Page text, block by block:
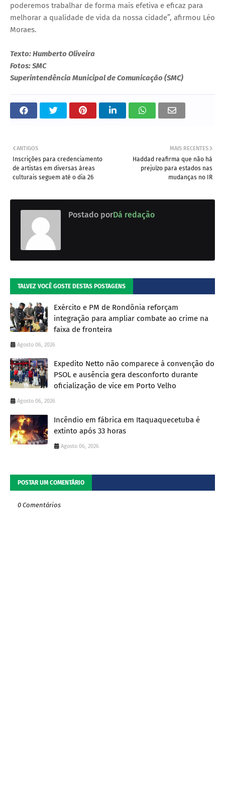
poderemos trabalhar de forma mais efetiva e eficaz para
melhorar a qualidade de vida da nossa cidade”, afirmou Léo
Moraes.
Texto: Humberto Oliveira
Fotos: SMC
Superintendência Municipal de Comunicação (SMC)
MAIS RECENTES
Haddad reafirma que não há
prejuízo para estados nas
mudanças no IR
ANTIGOS
Inscrições para credenciamento
de artistas em diversas áreas
culturais seguem até o dia 26
Postado porDá redação
TALVEZ VOCÊ GOSTE DESTAS POSTAGENS
Exército e PM de Rondônia reforçam
integração para ampliar combate ao crime na
faixa de fronteira
Agosto 06, 2026
Expedito Netto não comparece à convenção do
PSOL e ausência gera desconforto durante
oficialização de vice em Porto Velho
Agosto 06, 2026
Incêndio em fábrica em Itaquaquecetuba é
extinto após 33 horas
Agosto 06, 2026
POSTAR UM COMENTÁRIO
0 Comentários